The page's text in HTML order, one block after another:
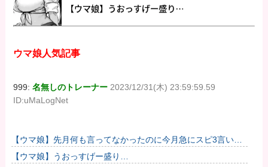
ウマ娘人気記事
999:名無しのトレーナー 2023/12/31(木) 23:59:59.59
ID:uMaLogNet
【ウマ娘】先月何も言ってなかったのに今月急にスピ3言い出
したのが怪しいよな。
【ウマ娘】うおっすげー盛り…